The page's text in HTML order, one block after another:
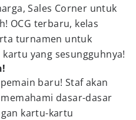
Sales Corner untuk
OCG terbaru, kelas
turnamen untuk
yang sesungguhnya!
baru! Staf akan
dasar-dasar
kartu-kartu